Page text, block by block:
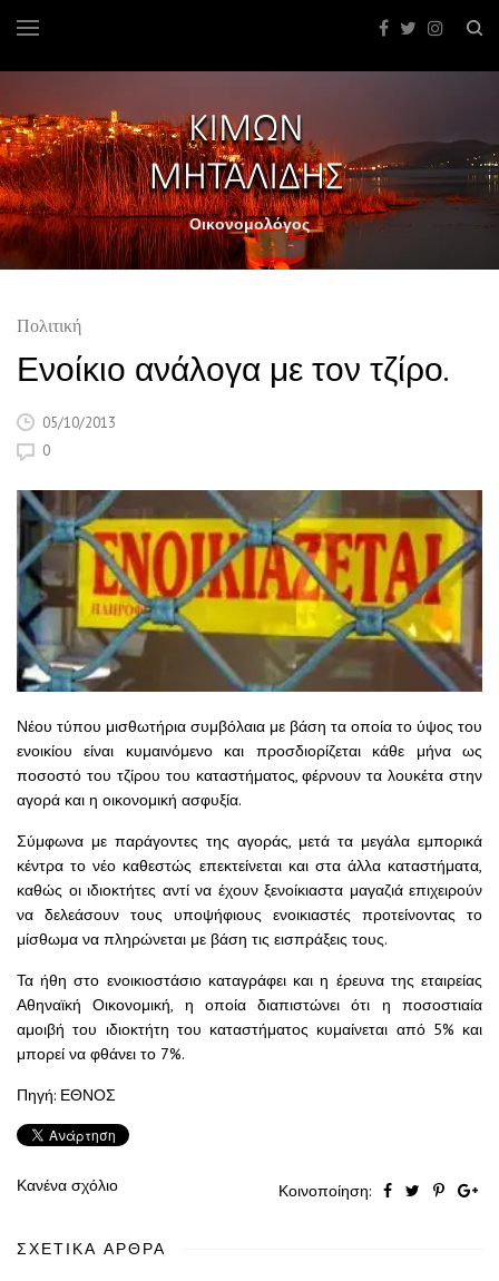
Οικονομολόγος
Πολιτική
Ενοίκιο ανάλογα με τον τζίρο.
05/10/2013
0
Νέου τύπου μισθωτήρια συμβόλαια με βάση τα οποία το ύψος του
ενοικίου είναι κυμαινόμενο και προσδιορίζεται κάθε μήνα ως
ποσοστό του τζίρου του καταστήματος, φέρνουν τα λουκέτα στην
αγορά και η οικονομική ασφυξία.
Σύμφωνα με παράγοντες της αγοράς, μετά τα μεγάλα εμπορικά
κέντρα το νέο καθεστώς επεκτείνεται και στα άλλα καταστήματα,
καθώς οι ιδιοκτήτες αντί να έχουν ξενοίκιαστα μαγαζιά επιχειρούν
να δελεάσουν τους υποψήφιους ενοικιαστές προτείνοντας το
μίσθωμα να πληρώνεται με βάση τις εισπράξεις τους.
Τα ήθη στο ενοικιοστάσιο καταγράφει και η έρευνα της εταιρείας
Αθηναϊκή Οικονομική, η οποία διαπιστώνει ότι η ποσοστιαία
αμοιβή του ιδιοκτήτη του καταστήματος κυμαίνεται από 5% και
μπορεί να φθάνει το 7%.
Πηγή: ΕΘΝΟΣ
Κανένα σχόλιο Κοινοποίηση:
ΣΧΕΤΙΚΆ ΆΡΘΡΑ